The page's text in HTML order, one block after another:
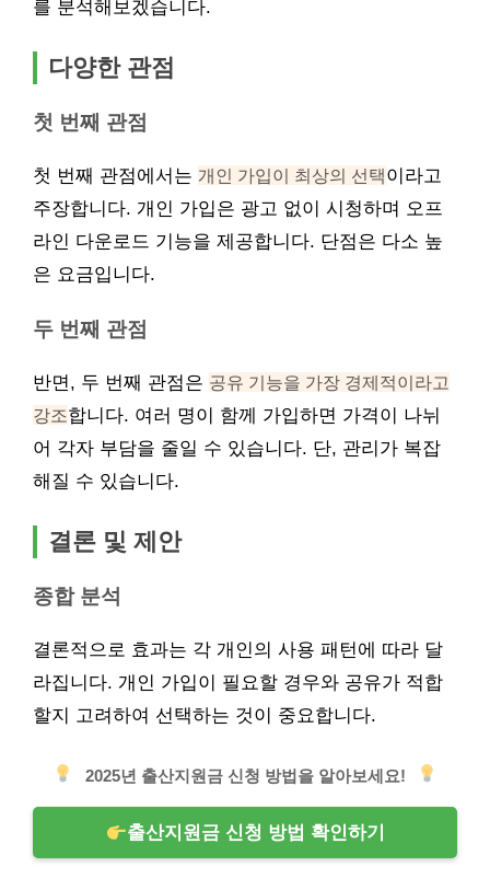
를 분석해보겠습니다.
다양한 관점
첫 번째 관점
첫 번째 관점에서는 개인 가입이 최상의 선택이라고
주장합니다. 개인 가입은 광고 없이 시청하며 오프
라인 다운로드 기능을 제공합니다. 단점은 다소 높
은 요금입니다.
두 번째 관점
반면, 두 번째 관점은 공유 기능을 가장 경제적이라고
강조합니다. 여러 명이 함께 가입하면 가격이 나뉘
어 각자 부담을 줄일 수 있습니다. 단, 관리가 복잡
해질 수 있습니다.
결론 및 제안
종합 분석
결론적으로 효과는 각 개인의 사용 패턴에 따라 달
라집니다. 개인 가입이 필요할 경우와 공유가 적합
할지 고려하여 선택하는 것이 중요합니다.
2025년 출산지원금 신청 방법을 알아보세요!
출산지원금 신청 방법 확인하기